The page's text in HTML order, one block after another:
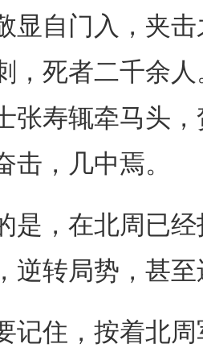
自门入，夹击
，死者二千余
张寿辄牵马头
击，几中焉。
，在北周已经
逆转局势，甚
住，按着北周